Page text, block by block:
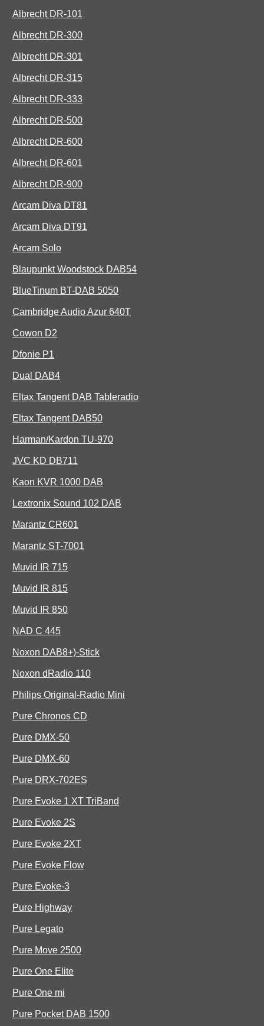
Albrecht DR-101
Albrecht DR-300
Albrecht DR-301
Albrecht DR-315
Albrecht DR-333
Albrecht DR-500
Albrecht DR-600
Albrecht DR-601
Albrecht DR-900
Arcam Diva DT81
Arcam Diva DT91
Arcam Solo
Blaupunkt Woodstock DAB54
BlueTinum BT-DAB 5050
Cambridge Audio Azur 640T
Cowon D2
Dfonie P1
Dual DAB4
Eltax Tangent DAB Tableradio
Eltax Tangent DAB50
Harman/Kardon TU-970
JVC KD DB711
Kaon KVR 1000 DAB
Lextronix Sound 102 DAB
Marantz CR601
Marantz ST-7001
Muvid IR 715
Muvid IR 815
Muvid IR 850
NAD C 445
Noxon DAB8+)-Stick
Noxon dRadio 110
Philips Original-Radio Mini
Pure Chronos CD
Pure DMX-50
Pure DMX-60
Pure DRX-702ES
Pure Evoke 1 XT TriBand
Pure Evoke 2S
Pure Evoke 2XT
Pure Evoke Flow
Pure Evoke-3
Pure Highway
Pure Legato
Pure Move 2500
Pure One Elite
Pure One mi
Pure Pocket DAB 1500